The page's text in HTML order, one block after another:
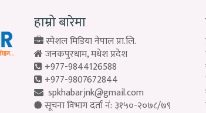
हाम्रो बारेमा
स्पेशल मिडिया नेपाल प्रा.लि.
जनकपुरधाम, मधेश प्रदेश
+977-9844126588
+977-9807672844
spkhabarjnk@gmail.com
सूचना विभाग दर्ता नं: ३१५०-२०७८/७९